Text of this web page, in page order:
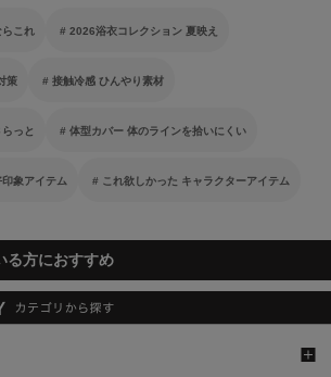
らこれ 2026浴衣コレクション 夏映え
策 接触冷感 ひんやり素材
っと 体型カバー 体のラインを拾いにくい
象アイテム これ欲しかった キャラクターアイテム
る方におすすめ